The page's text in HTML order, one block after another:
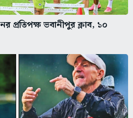
প্রতিপক্ষ ভবানীপুর ক্লাব, ১০